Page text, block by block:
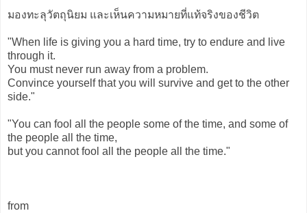
มองทะลุวัตถุนิยม และเห็นความหมายที่แท้จริงของชีวิต
"When life is giving you a hard time, try to endure and live
through it.
You must never run away from a problem.
Convince yourself that you will survive and get to the other
side."
"You can fool all the people some of the time, and some of
the people all the time,
but you cannot fool all the people all the time."
from